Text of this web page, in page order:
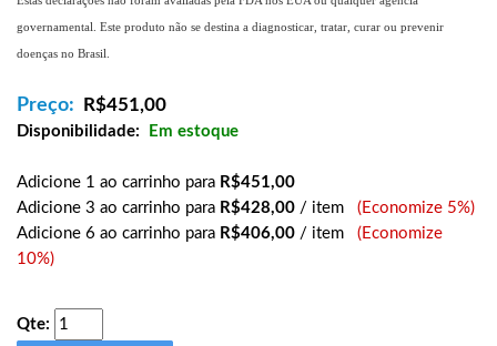
governamental. Este produto não se destina a diagnosticar, tratar, curar ou prevenir
doenças no Brasil.
Preço: R$451,00
Disponibilidade: Em estoque
Adicione 1 ao carrinho para R$451,00
Adicione 3 ao carrinho para R$428,00 / item (Economize 5%)
Adicione 6 ao carrinho para R$406,00 / item (Economize
10%)
Qte: